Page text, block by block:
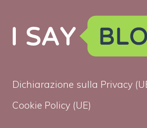
Dichiarazione sulla Privacy
Cookie Policy (UE)